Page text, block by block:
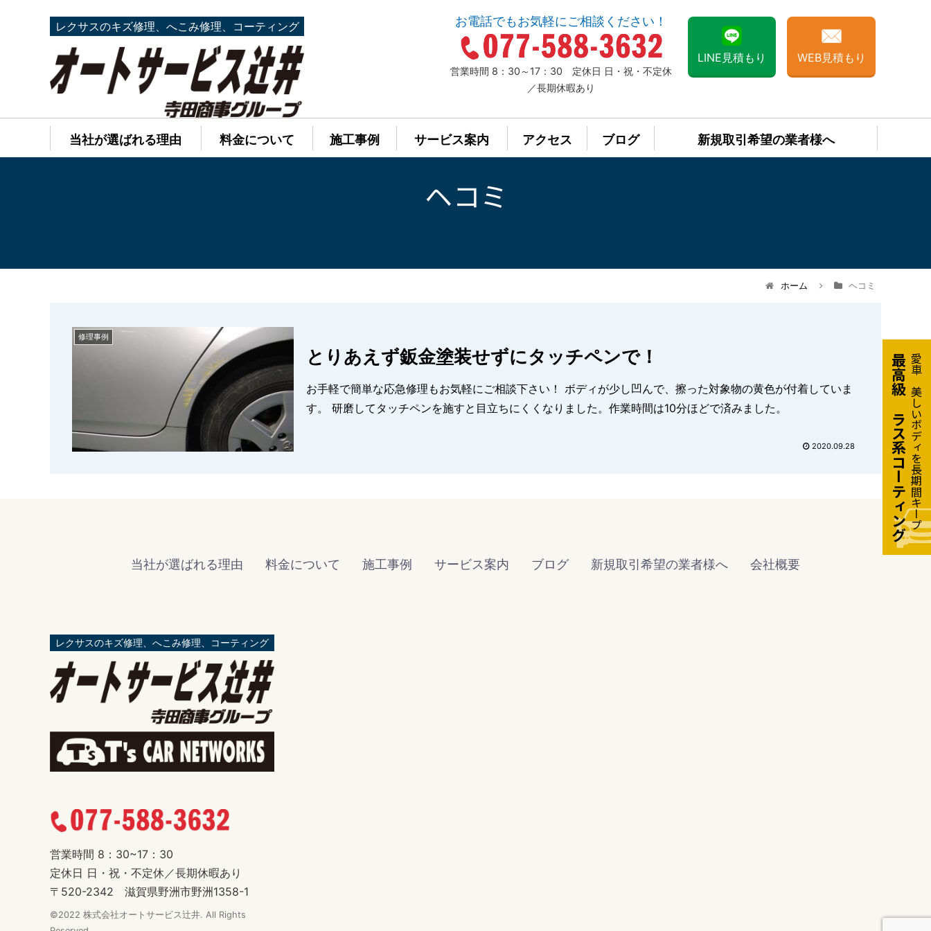
レクサスのキズ修理、へこみ修理、コーティング お電話でもお気軽にご相談ください！
営業時間 8：30～17：30 定休日 日・祝・不定休
／長期休暇あり
LINE見積もり WEB見積もり
当社が選ばれる理由 料金について 施工事例 サービス案内 アクセス ブログ 新規取引希望の業者様へ
ヘコミ
ホーム ヘコミ
修理事例
とりあえず鈑金塗装せずにタッチペンで！
お手軽で簡単な応急修理もお気軽にご相談下さい！ ボディが少し凹んで、擦った対象物の黄色が付着していま
す。 研磨してタッチペンを施すと目立ちにくくなりました。作業時間は10分ほどで済みました。
2020.09.28
当社が選ばれる理由 料金について 施工事例 サービス案内 ブログ 新規取引希望の業者様へ 会社概要
レクサスのキズ修理、へこみ修理、コーティング
営業時間 8：30~17：30
定休日 日・祝・不定休／長期休暇あり
〒520-2342 滋賀県野洲市野洲1358-1
©2022 株式会社オートサービス辻井. All Rights
愛車の美しいボディを長期間キープ
最高級ガラス系コーティング